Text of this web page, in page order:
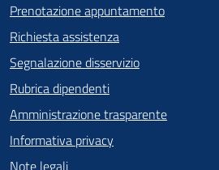
Prenotazione appuntamento
Richiesta assistenza
Segnalazione disservizio
Rubrica dipendenti
Amministrazione trasparente
Informativa privacy
Note legali